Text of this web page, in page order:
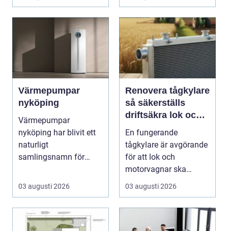
Värmepumpar
nyköping
Värmepumpar
nyköping har blivit ett
naturligt
samlingsnamn för
kombinera lägre ene...
03 augusti 2026
Renovera tågkylare
så säkerställs
driftsäkra lok och
tågsystem
En fungerande
tågkylare är avgörande
för att lok och
motorvagnar ska
kunna leverera pålitlig
03 augusti 2026